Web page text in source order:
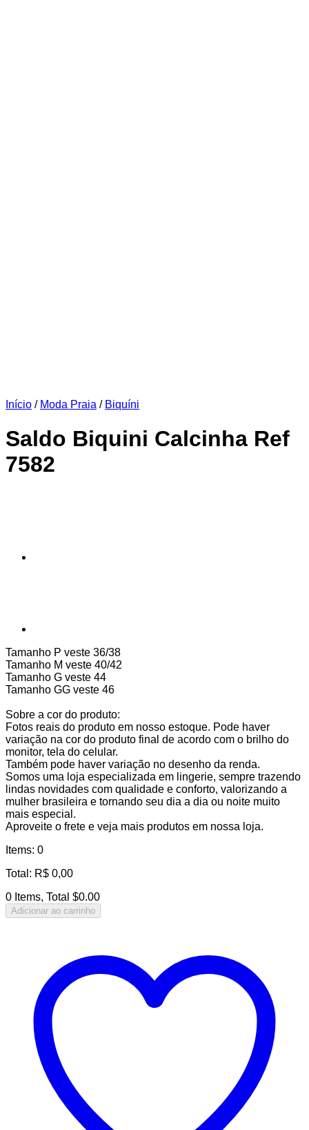
Início / Moda Praia / Biquíni
Saldo Biquini Calcinha Ref
7582
Tamanho P veste 36/38
Tamanho M veste 40/42
Tamanho G veste 44
Tamanho GG veste 46
Sobre a cor do produto:
Fotos reais do produto em nosso estoque. Pode haver
variação na cor do produto final de acordo com o brilho do
monitor, tela do celular.
Também pode haver variação no desenho da renda.
Somos uma loja especializada em lingerie, sempre trazendo
lindas novidades com qualidade e conforto, valorizando a
mulher brasileira e tornando seu dia a dia ou noite muito
mais especial.
Aproveite o frete e veja mais produtos em nossa loja.
Items: 0
Total : R$ 0,00
0 Items, Total $0.00
Adicionar ao carrinho